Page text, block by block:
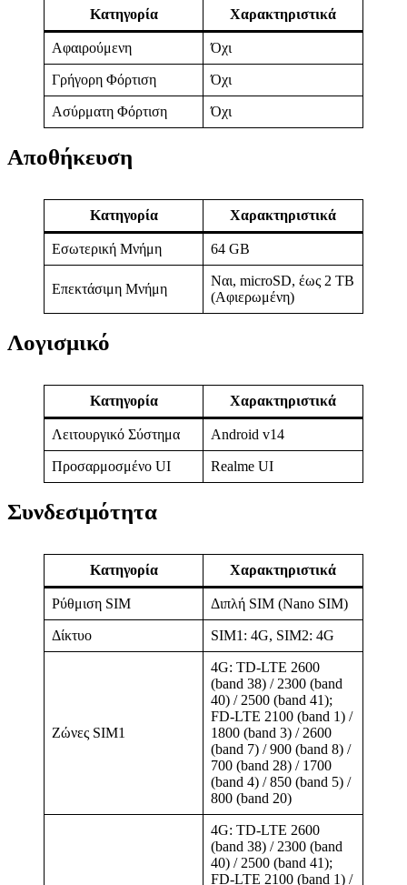
Κατηγορία Χαρακτηριστικά
Αφαιρούμενη Όχι
Γρήγορη Φόρτιση Όχι
Ασύρματη Φόρτιση Όχι
Αποθήκευση
Κατηγορία Χαρακτηριστικά
Εσωτερική Μνήμη 64 GB
Επεκτάσιμη Μνήμη
Ναι, microSD, έως 2 TB
(Αφιερωμένη)
Λογισμικό
Κατηγορία Χαρακτηριστικά
Λειτουργικό Σύστημα Android v14
Προσαρμοσμένο UI Realme UI
Συνδεσιμότητα
Κατηγορία Χαρακτηριστικά
Ρύθμιση SIM Διπλή SIM (Nano SIM)
Δίκτυο SIM1: 4G, SIM2: 4G
Ζώνες SIM1
4G: TD-LTE 2600
(band 38) / 2300 (band
40) / 2500 (band 41);
FD-LTE 2100 (band 1) /
1800 (band 3) / 2600
(band 7) / 900 (band 8) /
700 (band 28) / 1700
(band 4) / 850 (band 5) /
800 (band 20)
4G: TD-LTE 2600
(band 38) / 2300 (band
40) / 2500 (band 41);
FD-LTE 2100 (band 1) /